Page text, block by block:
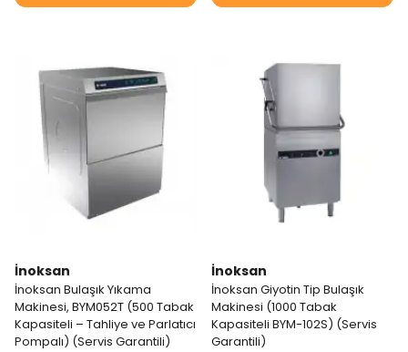
İnoksan
İnoksan Bulaşık Yıkama
Makinesi, BYM052T (500 Tabak
Kapasiteli – Tahliye ve Parlatıcı
Pompalı) (Servis Garantili)
İnoksan
İnoksan Giyotin Tip Bulaşık
Makinesi (1000 Tabak
Kapasiteli BYM-102S) (Servis
Garantili)